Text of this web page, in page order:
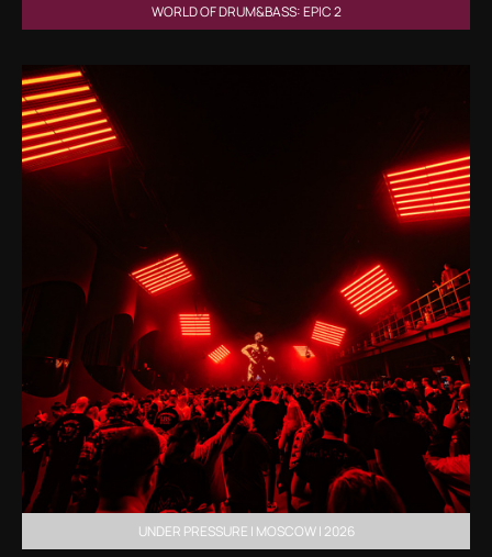
WORLD OF DRUM&BASS: EPIC 2
UNDER PRESSURE | MOSCOW | 2026